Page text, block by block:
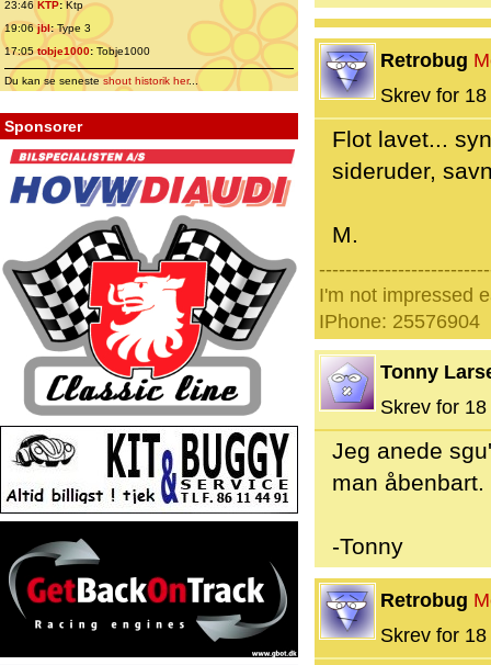
23:46 KTP:Ktp
19:06jbl:Type 3
17:05tobje1000: Tobje1000
Du kan se senesteshout historik her...
Sponsorer
Retrobug
Skrev for
Flot lavet...
sideruder,
M.
I'm not impressed
IPhone: 25576904
Tonny
Skrev for
Jeg anede
man åbenbart.
-Tonny
Retrobug
Skrev for